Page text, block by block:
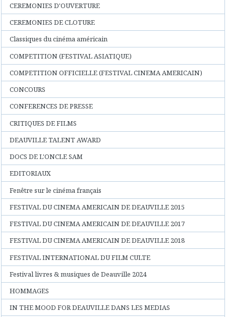
CEREMONIES D'OUVERTURE
CEREMONIES DE CLOTURE
Classiques du cinéma américain
COMPETITION (FESTIVAL ASIATIQUE)
COMPETITION OFFICIELLE (FESTIVAL CINEMA AMERICAIN)
CONCOURS
CONFERENCES DE PRESSE
CRITIQUES DE FILMS
DEAUVILLE TALENT AWARD
DOCS DE L'ONCLE SAM
EDITORIAUX
Fenêtre sur le cinéma français
FESTIVAL DU CINEMA AMERICAIN DE DEAUVILLE 2015
FESTIVAL DU CINEMA AMERICAIN DE DEAUVILLE 2017
FESTIVAL DU CINEMA AMERICAIN DE DEAUVILLE 2018
FESTIVAL INTERNATIONAL DU FILM CULTE
Festival livres & musiques de Deauville 2024
HOMMAGES
IN THE MOOD FOR DEAUVILLE DANS LES MEDIAS